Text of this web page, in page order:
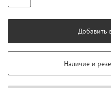
Добавить
Наличие и